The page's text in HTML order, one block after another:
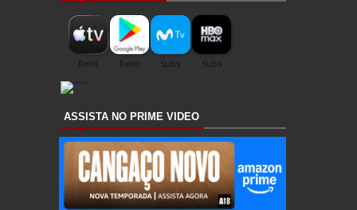
ASSISTA NO PRIME VIDEO